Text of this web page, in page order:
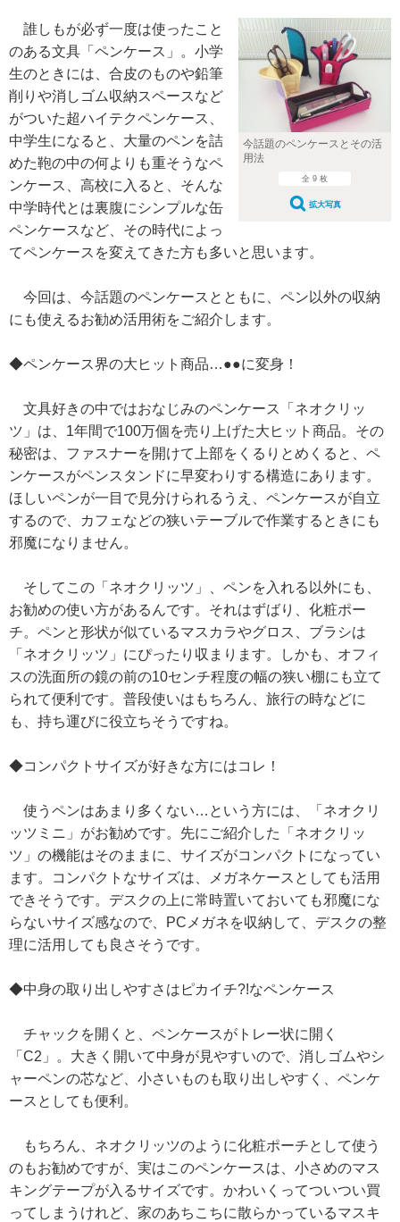
今話題のペンケースとその活
用法
全 9 枚
拡大写真
誰しもが必ず一度は使ったこと
のある文具「ペンケース」。小学
生のときには、合皮のものや鉛筆
削りや消しゴム収納スペースなど
がついた超ハイテクペンケース、
中学生になると、大量のペンを詰
めた鞄の中の何よりも重そうなペ
ンケース、高校に入ると、そんな
中学時代とは裏腹にシンプルな缶
ペンケースなど、その時代によっ
てペンケースを変えてきた方も多いと思います。
今回は、今話題のペンケースとともに、ペン以外の収納
にも使えるお勧め活用術をご紹介します。
◆ペンケース界の大ヒット商品…●●に変身！
文具好きの中ではおなじみのペンケース「ネオクリッ
ツ」は、1年間で100万個を売り上げた大ヒット商品。その
秘密は、ファスナーを開けて上部をくるりとめくると、ペ
ンケースがペンスタンドに早変わりする構造にあります。
ほしいペンが一目で見分けられるうえ、ペンケースが自立
するので、カフェなどの狭いテーブルで作業するときにも
邪魔になりません。
そしてこの「ネオクリッツ」、ペンを入れる以外にも、
お勧めの使い方があるんです。それはずばり、化粧ポー
チ。ペンと形状が似ているマスカラやグロス、ブラシは
「ネオクリッツ」にぴったり収まります。しかも、オフィ
スの洗面所の鏡の前の10センチ程度の幅の狭い棚にも立て
られて便利です。普段使いはもちろん、旅行の時などに
も、持ち運びに役立ちそうですね。
◆コンパクトサイズが好きな方にはコレ！
使うペンはあまり多くない…という方には、「ネオクリ
ッツミニ」がお勧めです。先にご紹介した「ネオクリッ
ツ」の機能はそのままに、サイズがコンパクトになってい
ます。コンパクトなサイズは、メガネケースとしても活用
できそうです。デスクの上に常時置いておいても邪魔にな
らないサイズ感なので、PCメガネを収納して、デスクの整
理に活用しても良さそうです。
◆中身の取り出しやすさはピカイチ?!なペンケース
チャックを開くと、ペンケースがトレー状に開く
「C2」。大きく開いて中身が見やすいので、消しゴムやシ
ャーペンの芯など、小さいものも取り出しやすく、ペンケ
ースとしても便利。
もちろん、ネオクリッツのように化粧ポーチとして使う
のもお勧めですが、実はこのペンケースは、小さめのマス
キングテープが入るサイズです。かわいくってついつい買
ってしまうけれど、家のあちこちに散らかっているマスキ